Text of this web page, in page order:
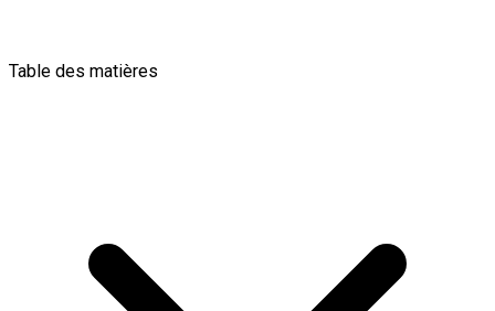
Table des matières